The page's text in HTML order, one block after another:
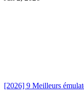
[2026] 9 Meilleurs